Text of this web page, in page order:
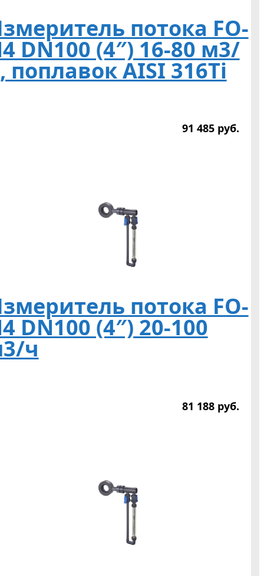
потока FO-
DN100 (4″) 16-80 м3/
поплавок AISI 316Ti
91 485 руб.
потока FO-
DN100 (4″) 20-100
ч
81 188 руб.